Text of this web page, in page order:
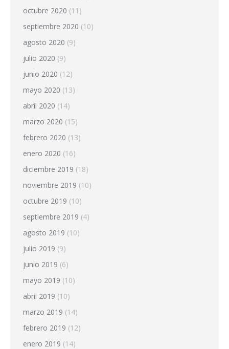
octubre 2020 (11)
septiembre 2020 (10)
agosto 2020 (9)
julio 2020 (9)
junio 2020 (12)
mayo 2020 (13)
abril 2020 (14)
marzo 2020 (15)
febrero 2020 (13)
enero 2020 (16)
diciembre 2019 (18)
noviembre 2019 (10)
octubre 2019 (10)
septiembre 2019 (4)
agosto 2019 (10)
julio 2019 (9)
junio 2019 (6)
mayo 2019 (10)
abril 2019 (10)
marzo 2019 (14)
febrero 2019 (12)
enero 2019 (14)